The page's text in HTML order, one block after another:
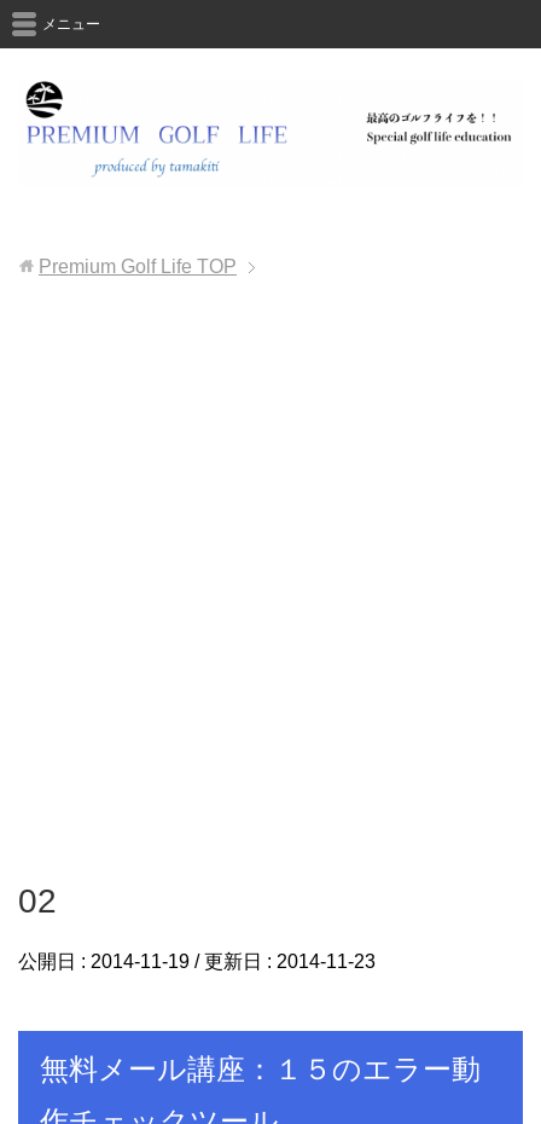
メニュー
Premium Golf Life TOP
02
公開日 : 2014-11-19 / 更新日 : 2014-11-23
無料メール講座：１５のエラー動